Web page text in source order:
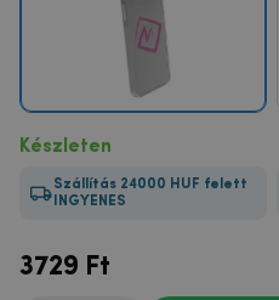
Készleten
Szállítás 24000 HUF felett
INGYENES
3729 Ft